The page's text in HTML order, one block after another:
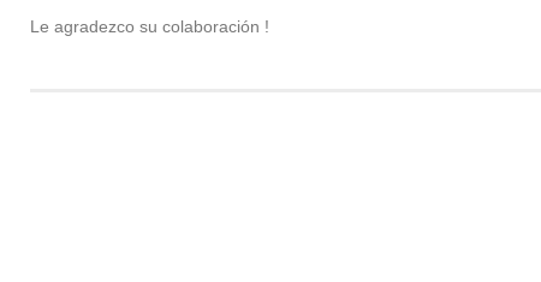
Le agradezco su colaboración !